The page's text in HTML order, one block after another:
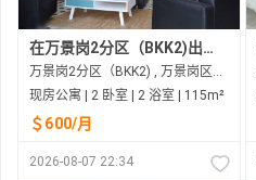
在万景岗2分区（BKK2)出租的现房公寓
万景岗2分区（BKK2) , 万景岗区（BKK) , 金边市
现房公寓 | 2 卧室 | 2 浴室 | 115m²
＄600/月
2026-08-07 22:34